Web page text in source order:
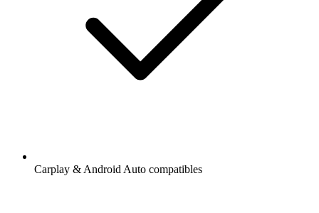
Carplay & Android Auto compatibles